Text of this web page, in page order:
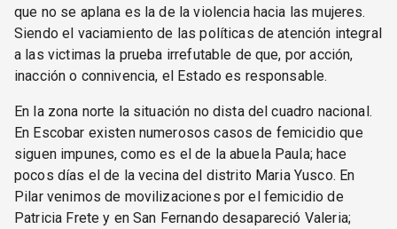
que no se aplana es la de la violencia hacia las mujeres.
Siendo el vaciamiento de las políticas de atención integral
a las victimas la prueba irrefutable de que, por acción,
inacción o connivencia, el Estado es responsable.
En la zona norte la situación no dista del cuadro nacional.
En Escobar existen numerosos casos de femicidio que
siguen impunes, como es el de la abuela Paula; hace
pocos días el de la vecina del distrito Maria Yusco. En
Pilar venimos de movilizaciones por el femicidio de
Patricia Frete y en San Fernando desapareció Valeria;